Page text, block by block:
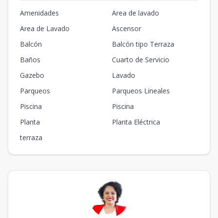
Amenidades
Area de lavado
Area de Lavado
Ascensor
Balcón
Balcón tipo Terraza
Baños
Cuarto de Servicio
Gazebo
Lavado
Parqueos
Parqueos Lineales
Piscina
Piscina
Planta
Planta Eléctrica
terraza